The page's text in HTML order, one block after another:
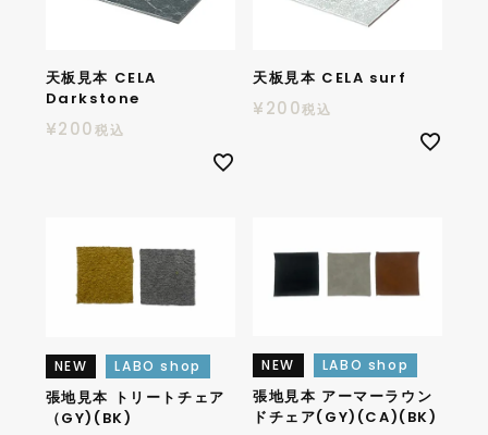
天板見本 CELA
Darkstone
¥200税込
天板見本 CELA surf
¥200税込
NEW LABO shop
張地見本 トリートチェア
（GY)(BK)
NEW LABO shop
張地見本 アーマーラウン
ドチェア(GY)(CA)(BK)